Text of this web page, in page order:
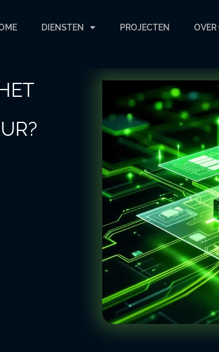
DIENSTEN PROJECTEN OVER